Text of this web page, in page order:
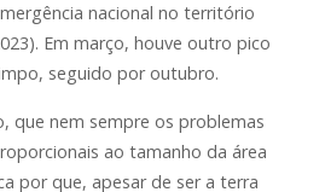
nacional no território
Em março, houve outro pico
seguido por outubro.
que nem sempre os problemas
ao tamanho da área
por que, apesar de ser a terra